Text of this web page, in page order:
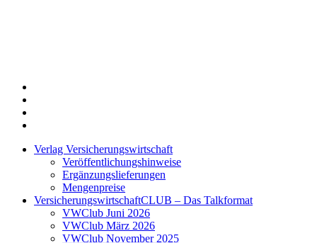
Verlag Versicherungswirtschaft
Veröffentlichungshinweise
Ergänzungslieferungen
Mengenpreise
VersicherungswirtschaftCLUB – Das Talkformat
VWClub Juni 2026
VWClub März 2026
VWClub November 2025